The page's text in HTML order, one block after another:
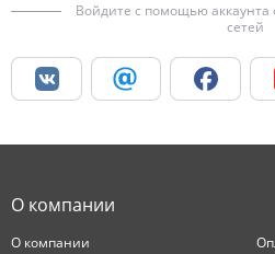
Войдите с помощью
сетей
О компании
О компании